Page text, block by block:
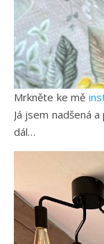
Mrkněte ke mě
Já jsem nadšená
dál…